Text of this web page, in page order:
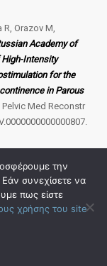
Orazov M,
Academy of
Intensity
for the
in Parous
Pelvic Med Reconstr
D.Is the High-
Treatment for
2024 Nov
39640007; PMCID:
την
Εάν συνεχίσετε να
πως είστε
χρήσης του site